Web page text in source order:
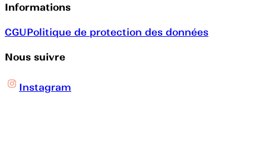
Informations
CGUPolitique de protection des données
Nous suivre
Instagram